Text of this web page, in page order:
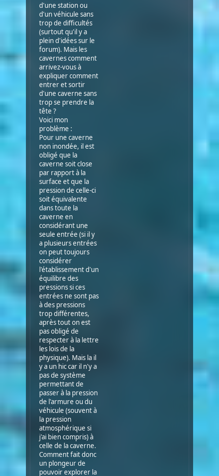
d'une station ou
d'un véhicule sans
trop de difficultés
(surtout qu'il y a
plein d'idées sur le
forum). Mais les
cavernes comment
arrivez-vous à
expliquer comment
entrer et sortir
d'une caverne sans
trop se prendre la
tête ?
Voici mon
problème :
Pour une caverne
non inondée, il est
obligé que la
caverne soit close
par rapport à la
surface et que la
pression de celle-ci
soit équivalente
dans toute la
caverne en
considérant une
seule entrée (si il y
a plusieurs entrées
on peut toujours
considérer
l'établissement d'un
équilibre des
pressions si ces
entrées ne sont pas
à des pressions
trop différentes,
après tout on est
pas obligé de
respecter à la lettre
les lois de la
physique). Mais la il
y a un hic car il n'y a
pas de système
permettant de
passer à la pression
de l'armure ou du
véhicule (souvent à
la pression
atmosphérique si
j'ai bien compris) à
celle de la caverne.
Comment fait donc
un plongeur de
pouvoir explorer la